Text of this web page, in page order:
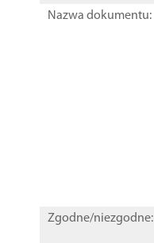
Nazwa dokumentu:
Zgodne/niezgodne: